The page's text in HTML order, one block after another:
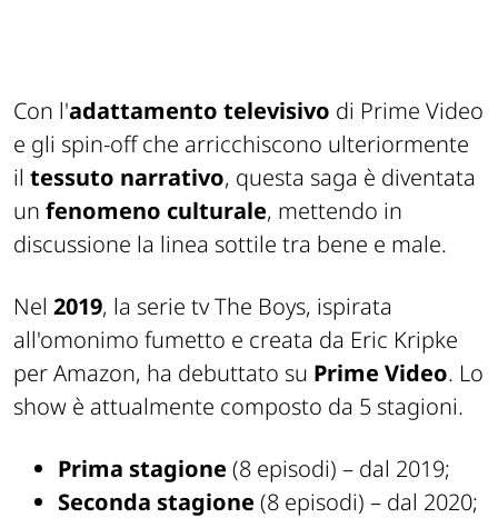
Con l'adattamento televisivo di Prime Video
e gli spin-off che arricchiscono ulteriormente
il tessuto narrativo, questa saga è diventata
un fenomeno culturale, mettendo in
discussione la linea sottile tra bene e male.
Nel 2019, la serie tv The Boys, ispirata
all'omonimo fumetto e creata da Eric Kripke
per Amazon, ha debuttato su Prime Video. Lo
show è attualmente composto da 5 stagioni.
Prima stagione (8 episodi) – dal 2019;
Seconda stagione (8 episodi) – dal 2020;